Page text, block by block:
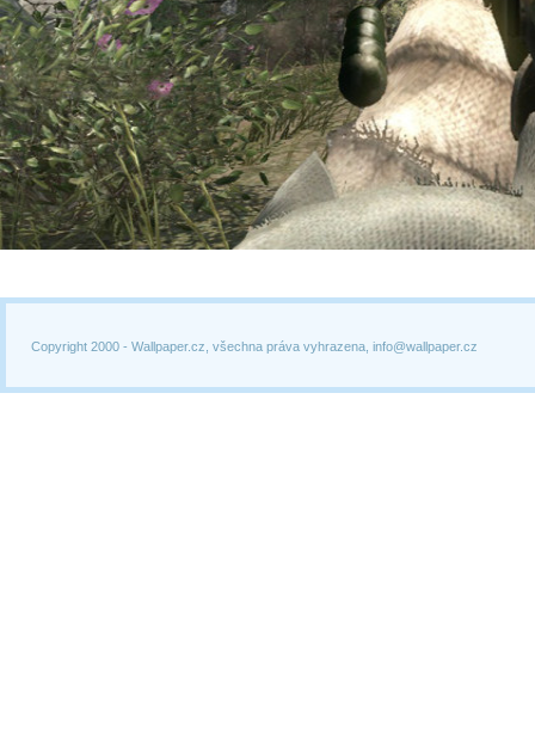
Copyright 2000 - Wallpaper.cz, všechna práva vyhrazena, info@wallpaper.cz